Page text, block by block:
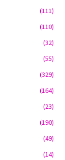
(111)
(110)
(32)
(55)
(329)
(164)
(23)
(190)
(49)
(14)